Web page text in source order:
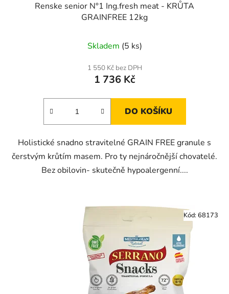
Renske senior N°1 Ing.fresh meat - KRŮTA
GRAINFREE 12kg
Skladem (5 ks)
1 550 Kč bez DPH
1 736 Kč
DO KOŠÍKU
Holistické snadno stravitelné GRAIN FREE granule s
čerstvým krůtím masem. Pro ty nejnáročnější chovatelé.
Bez obilovin- skutečně hypoalergenní....
Kód: 68173